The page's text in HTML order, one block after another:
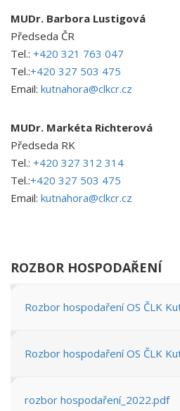
MUDr. Barbora Lustigová
Předseda ČR
Tel.: +420 321 763 047
Tel.:+420 327 503 475
Email: kutnahora@clkcr.cz
MUDr. Markéta Richterová
Předseda RK
Tel.: +420 327 312 314
Tel.:+420 327 503 475
Email: kutnahora@clkcr.cz
ROZBOR HOSPODAŘENÍ
Rozbor hospodaření OS ČLK
Rozbor hospodaření OS ČLK
rozbor hospodaření_2022.pdf